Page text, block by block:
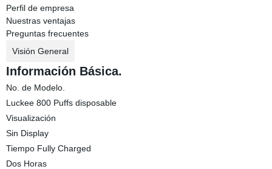
Perfil de empresa
Nuestras ventajas
Preguntas frecuentes
Visión General
Información Básica.
No. de Modelo.
Luckee 800 Puffs disposable
Visualización
Sin Display
Tiempo Fully Charged
Dos Horas